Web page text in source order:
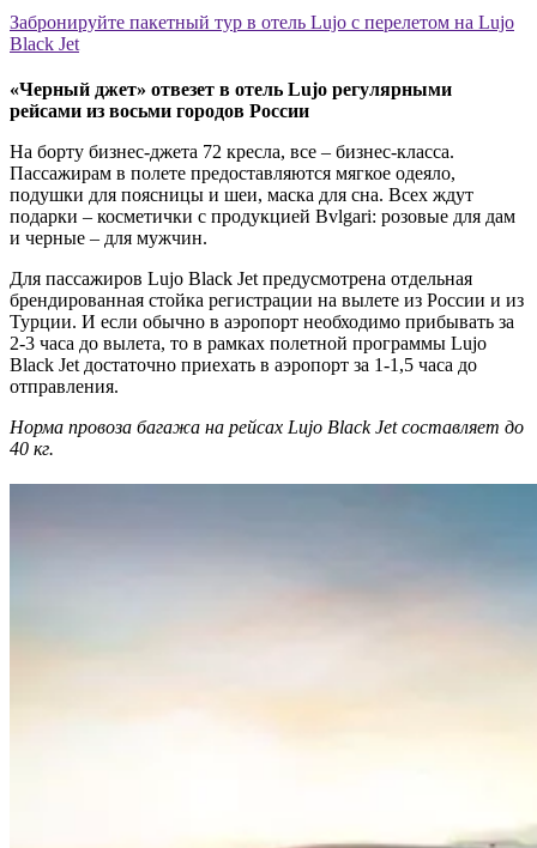
Забронируйте пакетный тур в отель Lujo с перелетом на Lujo
Black Jet
«Черный джет» отвезет в отель Lujo регулярными
рейсами из восьми городов России
На борту бизнес-джета 72 кресла, все – бизнес-класса.
Пассажирам в полете предоставляются мягкое одеяло,
подушки для поясницы и шеи, маска для сна. Всех ждут
подарки – косметички с продукцией Bvlgari: розовые для дам
и черные – для мужчин.
Для пассажиров Lujo Black Jet предусмотрена отдельная
брендированная стойка регистрации на вылете из России и из
Турции. И если обычно в аэропорт необходимо прибывать за
2-3 часа до вылета, то в рамках полетной программы Lujo
Black Jet достаточно приехать в аэропорт за 1-1,5 часа до
отправления.
Норма провоза багажа на рейсах Lujo Black Jet составляет до
40 кг.